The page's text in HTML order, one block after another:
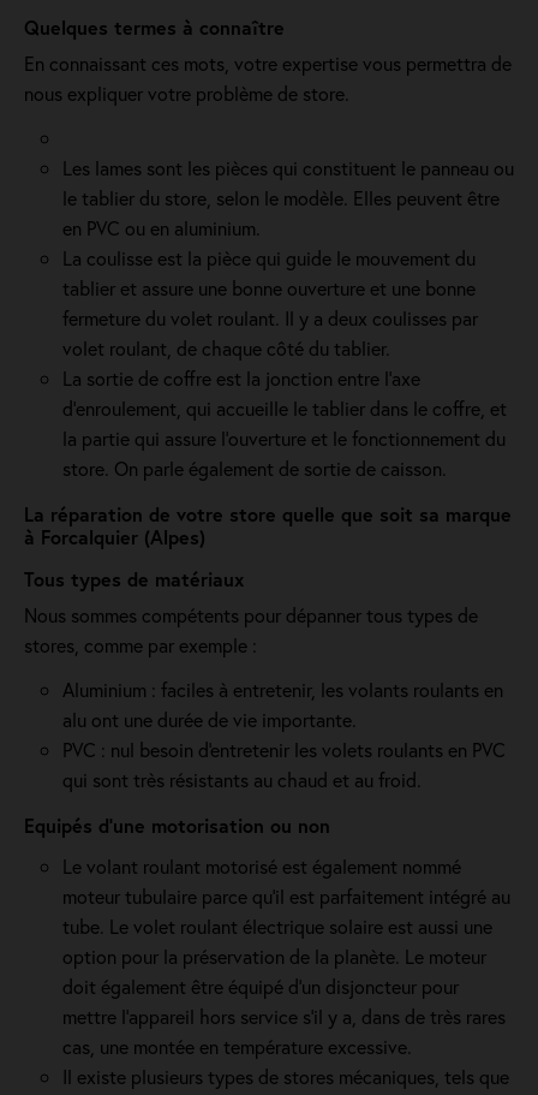
Quelques termes à connaître
En connaissant ces mots, votre expertise vous permettra de
nous expliquer votre problème de store.
Les lames sont les pièces qui constituent le panneau ou
le tablier du store, selon le modèle. Elles peuvent être
en PVC ou en aluminium.
La coulisse est la pièce qui guide le mouvement du
tablier et assure une bonne ouverture et une bonne
fermeture du volet roulant. Il y a deux coulisses par
volet roulant, de chaque côté du tablier.
La sortie de coffre est la jonction entre l’axe
d’enroulement, qui accueille le tablier dans le coffre, et
la partie qui assure l’ouverture et le fonctionnement du
store. On parle également de sortie de caisson.
La réparation de votre store quelle que soit sa marque
à Forcalquier (Alpes)
Tous types de matériaux
Nous sommes compétents pour dépanner tous types de
stores, comme par exemple :
Aluminium : faciles à entretenir, les volants roulants en
alu ont une durée de vie importante.
PVC : nul besoin d'entretenir les volets roulants en PVC
qui sont très résistants au chaud et au froid.
Equipés d'une motorisation ou non
Le volant roulant motorisé est également nommé
moteur tubulaire parce qu'il est parfaitement intégré au
tube. Le volet roulant électrique solaire est aussi une
option pour la préservation de la planète. Le moteur
doit également être équipé d'un disjoncteur pour
mettre l'appareil hors service s'il y a, dans de très rares
cas, une montée en température excessive.
Il existe plusieurs types de stores mécaniques, tels que